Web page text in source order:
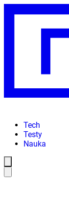
Tech
Testy
Nauka